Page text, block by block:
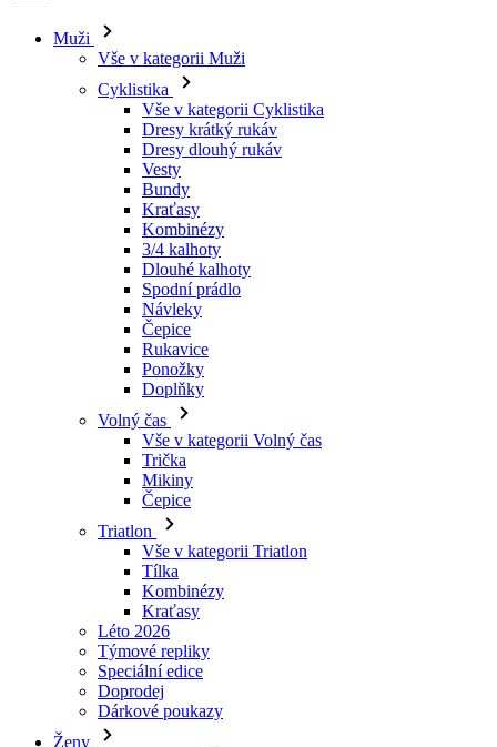
Dresy dlouhý rukáv
Vesty
Bundy
Kraťasy
Kombinézy
3/4 kalhoty
Dlouhé kalhoty
Spodní prádlo
Návleky
Čepice
Rukavice
Ponožky
Doplňky
Volný čas
Vše v kategorii Volný čas
Trička
Mikiny
Čepice
Triatlon
Vše v kategorii Triatlon
Tílka
Kombinézy
Kraťasy
Léto 2026
Týmové repliky
Speciální edice
Doprodej
Dárkové poukazy
Ženy
Vše v kategorii Ženy
Cyklistika
Vše v kategorii Cyklistika